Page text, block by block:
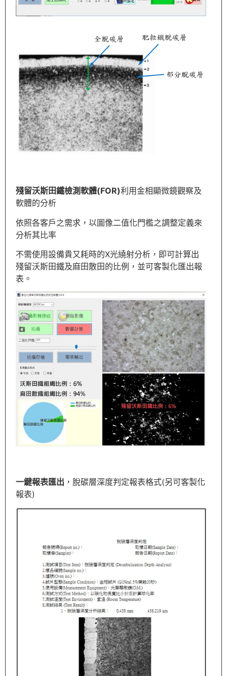
殘留沃斯田鐵檢測軟體(FOR)利用金相顯微鏡觀察及
軟體的分析
依照各客戶之需求，以圖像二值化門檻之調整定義來
分析其比率
不需使用設備貴又耗時的X光繞射分析，即可計算出
殘留沃斯田鐵及麻田散田的比例，並可客製化匯出報
表。
一鍵報表匯出 ，脫碳層深度判定報表格式(另可客製化
報表)